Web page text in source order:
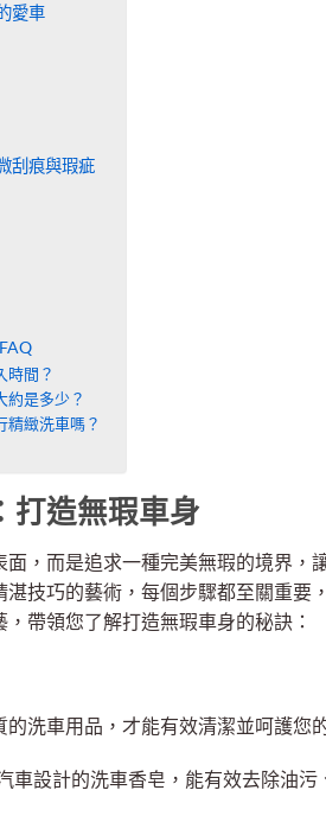
愛車
刮痕與瑕疵
時間？
約是多少？
精緻洗車嗎？
打造無瑕車身
，而是追求一種完美無瑕的境界，
湛技巧的藝術，每個步驟都至關重要
帶領您了解打造無瑕車身的秘訣：
洗車用品，才能有效清潔並呵護您
車設計的洗車香皂，能有效去除油